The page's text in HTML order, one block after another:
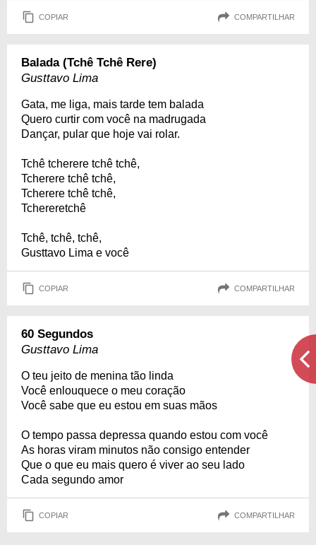
COPIAR COMPARTILHAR
Balada (Tchê Tchê Rere)
Gusttavo Lima
Gata, me liga, mais tarde tem balada
Quero curtir com você na madrugada
Dançar, pular que hoje vai rolar.
Tchê tcherere tchê tchê,
Tcherere tchê tchê,
Tcherere tchê tchê,
Tchereretchê
Tchê, tchê, tchê,
Gusttavo Lima e você
COPIAR COMPARTILHAR
60 Segundos
Gusttavo Lima
O teu jeito de menina tão linda
Você enlouquece o meu coração
Você sabe que eu estou em suas mãos
O tempo passa depressa quando estou com você
As horas viram minutos não consigo entender
Que o que eu mais quero é viver ao seu lado
Cada segundo amor
COPIAR COMPARTILHAR